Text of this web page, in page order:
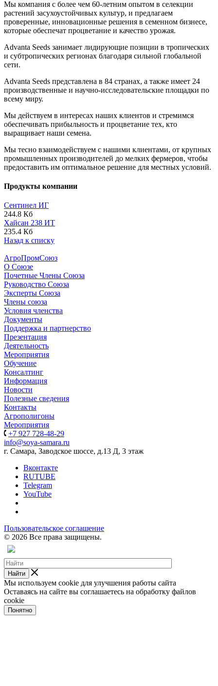
Мы компания с более чем 60-летним опытом в селекции
растений засухоустойчивых культур, и предлагаем
проверенные, инновационные решения в семенном бизнесе,
которые обеспечат процветание и качество урожая.
Advanta Seeds занимает лидирующие позиции в тропических
и субтропических регионах благодаря сильной глобальной
сети.
Advanta Seeds представлена в 84 странах, а также имеет 24
производственные и научно-исследовательские площадки по
всему миру.
Мы действуем в интересах наших клиентов и стремимся
обеспечивать прибыльность и процветание тех, кто
выращивает наши семена.
Мы тесно взаимодействуем с нашими клиентами, от крупных
промышленных производителей до мелких фермеров, чтобы
предоставить им оптимальное решение для местных условий.
Продукты компании
Сентинел ИГ
244.8 Кб
Хайсан 238 ИТ
235.4 Кб
Назад к списку
АгроПромСоюз
О Союзе
Почетные Члены Союза
Руководство Союза
Эксперты Союза
Члены союза
Условия членства
Документы
Поддержка и партнерство
Презентация
Деятельность
Мероприятия
Обучение
Консалтинг
Информация
Новости
Полезные сведения
Контакты
Агрополигоны
Мероприятия
+7 927 728-48-29
info@soya-samara.ru
г. Самара, Заводское шоссе, д.13 Д, 3 этаж
Вконтакте
RUTUBE
Telegram
YouTube
Пользовательское соглашение
© 2026 Все права защищены.
Найти
Мы используем cookie для улучшения работы сайта
Оставаясь на сайте вы соглашаетесь на обработку файлов
cookie
Понятно